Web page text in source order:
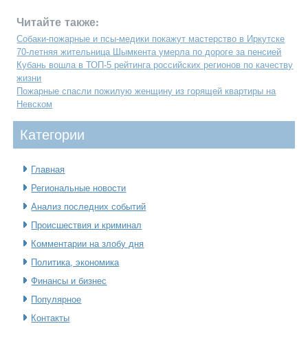
Читайте также:
Собаки-пожарные и псы-медики покажут мастерство в Иркутске
70-летняя жительница Шымкента умерла по дороге за пенсией
Кубань вошла в ТОП-5 рейтинга российских регионов по качеству
жизни
Пожарные спасли пожилую женщину из горящей квартиры на
Невском
Категοрии
Главная
Региональные новости
Анализ последних событий
Происшествия и криминал
Комментарии на злобу дня
Политика, экономика
Финансы и бизнес
Популярное
Контакты